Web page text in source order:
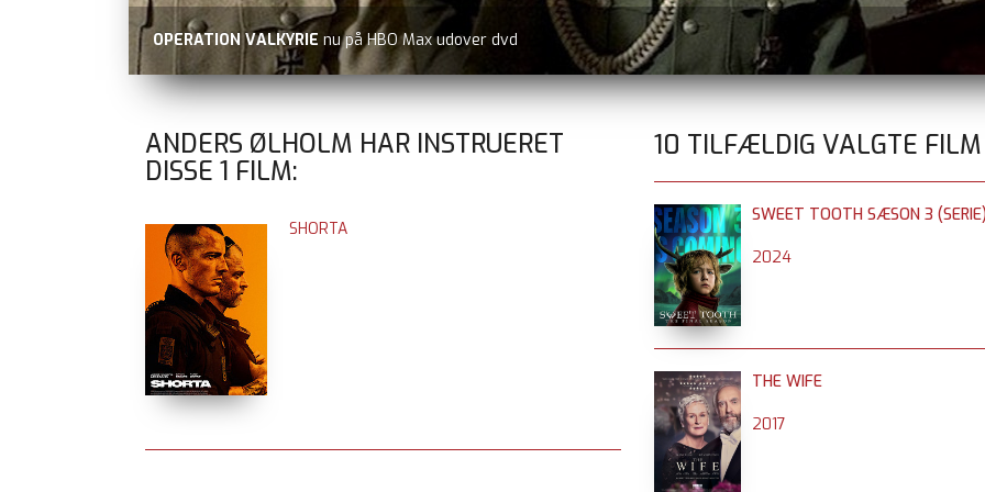
OPERATION VALKYRIE nu på HBO Max udover dvd
ANDERS ØLHOLM HAR INSTRUERET
DISSE 1 FILM:
SHORTA
10 TILFÆLDIG VALGTE FILM
SWEET TOOTH SÆSON 3 (SERIE)
2024
THE WIFE
2017